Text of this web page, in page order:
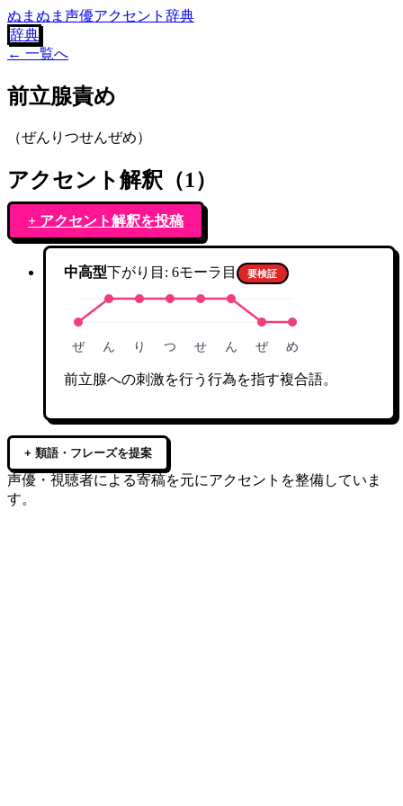
ぬまぬま声優アクセント辞典
辞典
← 一覧へ
前立腺責め
（ぜんりつせんぜめ）
アクセント解釈（1）
+ アクセント解釈を投稿
中高型下がり目: 6モーラ目 要検証
ぜ ん り つ せ ん ぜ め
前立腺への刺激を行う行為を指す複合語。
+ 類語・フレーズを提案
声優・視聴者による寄稿を元にアクセントを整備していま
す。